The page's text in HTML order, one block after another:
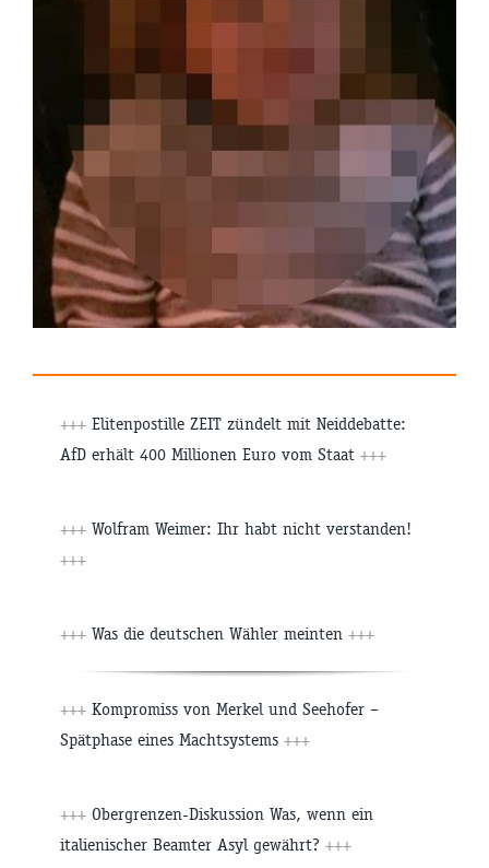
+++ Elitenpostille ZEIT zündelt mit Neiddebatte:
AfD erhält 400 Millionen Euro vom Staat +++
+++ Wolfram Weimer: Ihr habt nicht verstanden!
+++
+++ Was die deutschen Wähler meinten +++
+++ Kompromiss von Merkel und Seehofer –
Spätphase eines Machtsystems +++
+++ Obergrenzen-Diskussion Was, wenn ein
italienischer Beamter Asyl gewährt? +++